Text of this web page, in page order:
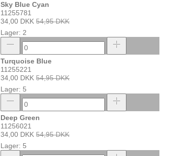
Sky Blue Cyan
11255781
34,00 DKK 54,95 DKK
Lager: 2
Turquoise Blue
11255221
34,00 DKK 54,95 DKK
Lager: 5
Deep Green
11256021
34,00 DKK 54,95 DKK
Lager: 5